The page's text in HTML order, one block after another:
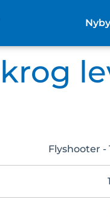
Flyshooter -